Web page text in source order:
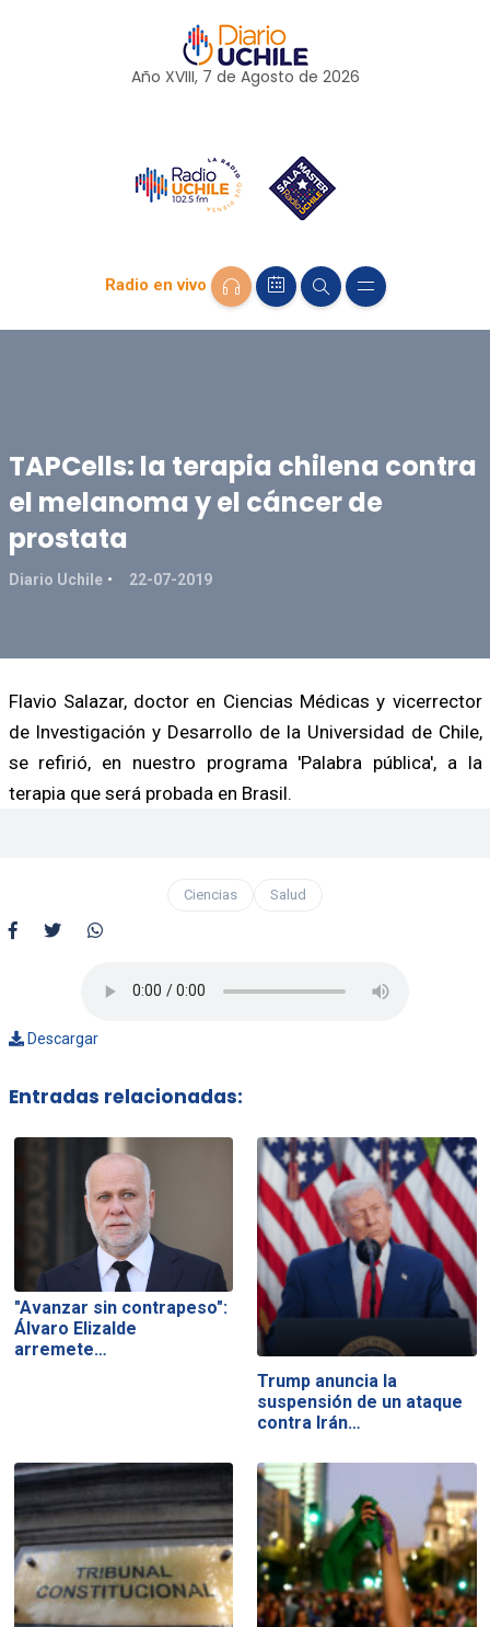
Año XVIII, 7 de Agosto de 2026
Radio en vivo
TAPCells: la terapia chilena contra
el melanoma y el cáncer de
prostata
Diario Uchile 22-07-2019
Flavio Salazar, doctor en Ciencias Médicas y vicerrector
de Investigación y Desarrollo de la Universidad de Chile,
se refirió, en nuestro programa 'Palabra pública', a la
terapia que será probada en Brasil.
Ciencias Salud
Descargar
Entradas relacionadas:
"Avanzar sin contrapeso":
Álvaro Elizalde
arremete…
Trump anuncia la
suspensión de un ataque
contra Irán…